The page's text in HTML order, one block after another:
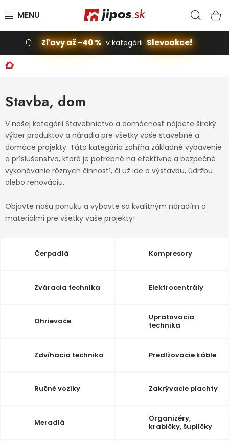
Slevoakce
Záhrada
Príslušenstvo pre automobily
Domácnosť
Značky
Servis náradia Hodnotenie obchodu
Zľavy až -40 % v kategórii Slevoakce!
Domov
Stavba, dom
V našej kategórii Stavebníctvo a domácnosť nájdete široký
výber produktov a náradia pre všetky vaše stavebné a
domáce projekty. Táto kategória zahŕňa základné vybavenie
a príslušenstvo, ktoré je potrebné na efektívne a bezpečné
vykonávanie rôznych činností, či už ide o výstavbu, údržbu
alebo renováciu.
Objavte našu ponuku a vybavte sa kvalitným náradím a
materiálmi pre všetky vaše projekty!
Čerpadlá Kompresory
Zváracia technika Elektrocentrály
Ohrievače
Upratovacia
technika
Zdvíhacia technika Predlžovacie káble
Ručné vozíky Zakrývacie plachty
Meradlá
Organizéry,
krabičky, šuplíčky